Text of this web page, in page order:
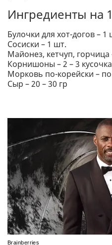
Ингредиенты на
Булочки для хот-догов – 1
Сосиски – 1 шт.
Майонез, кетчуп, горчица
Корнишоны – 2 – 3
Морковь по-корейски – по
Сыр – 20 – 30 гр